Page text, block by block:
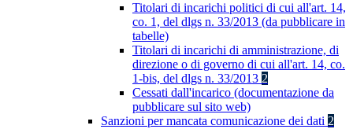
Titolari di incarichi politici di cui all'art. 14,
co. 1, del dlgs n. 33/2013 (da pubblicare in
tabelle)
Titolari di incarichi di amministrazione, di
direzione o di governo di cui all'art. 14, co.
1-bis, del dlgs n. 33/2013 2
Cessati dall'incarico (documentazione da
pubblicare sul sito web)
Sanzioni per mancata comunicazione dei dati 2